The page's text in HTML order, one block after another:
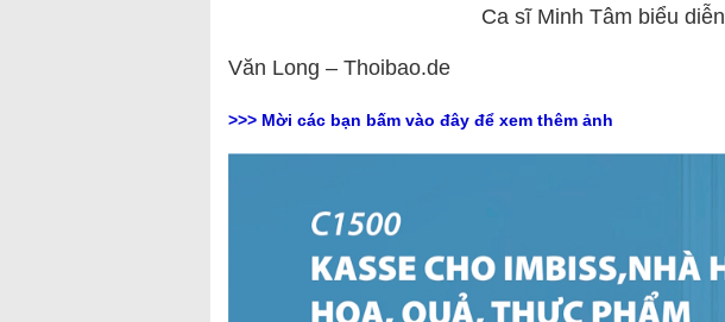
Ca sĩ Minh Tâm biểu diễn
Văn Long – Thoibao.de
>>> Mời các bạn bấm vào đây để xem thêm ảnh